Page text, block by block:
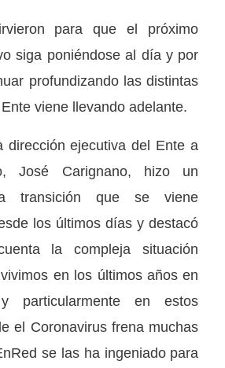
para que el próximo
siga poniéndose al día y por
profundizando las distintas
viene llevando adelante.
dirección ejecutiva del Ente a
José Carignano, hizo un
transición que se viene
los últimos días y destacó
la compleja situación
en los últimos años en
particularmente en estos
el Coronavirus frena muchas
se las ha ingeniado para